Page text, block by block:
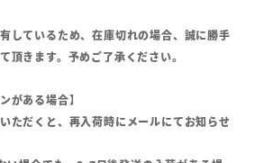
しているため、在庫切れの場合、誠に勝手
頂きます。予めご了承ください。
がある場合】
ただくと、再入荷時にメールにてお知らせ